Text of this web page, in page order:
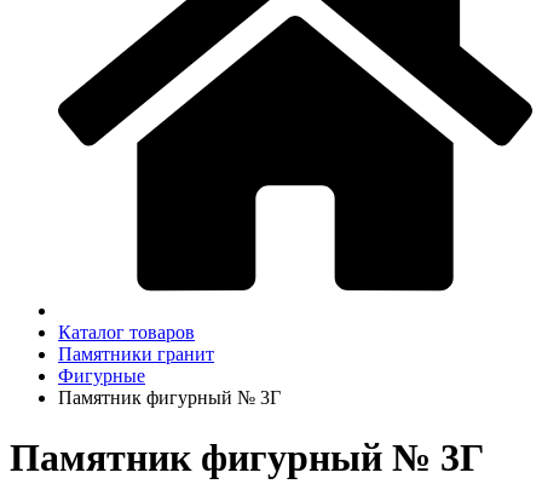
Каталог товаров
Памятники гранит
Фигурные
Памятник фигурный № 3Г
Памятник фигурный № 3Г